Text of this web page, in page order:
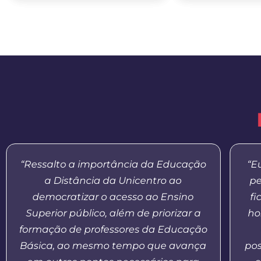
“Ressalto a importância da Educação
a Distância da Unicentro ao
democratizar o acesso ao Ensino
Superior público, além de priorizar a
formação de professores da Educação
Básica, ao mesmo tempo que avança